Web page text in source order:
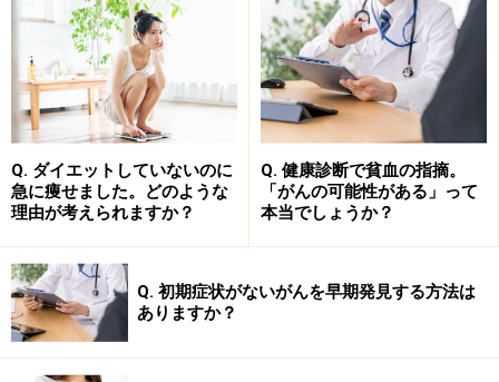
のストレスから解消してくれます。
お酒をおいしく頂いた夜は、ぐっすり眠れて、すっきり
したという経験は、誰しもお持ちではないかと思いま
す。
そのほかに、末梢の血管を広げて全身の血行をよくしま
きますね。腎臓の血流もよくなるために、尿の量も増
え、体から老廃物が体外に排出されていきます。
このように、酒には、まさに百薬の長と呼べる作用があ
Q. ダイエットしていないのに
急に痩せました。どのような
理由が考えられますか？
Q. 健康診断で貧血の指摘。
「がんの可能性がある」って
本当でしょうか？
Q. 初期症状がないがんを早期発見する方法は
ありますか？